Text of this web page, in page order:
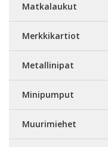
Matkalaukut
Merkkikartiot
Metallinipat
Minipumput
Muurimiehet